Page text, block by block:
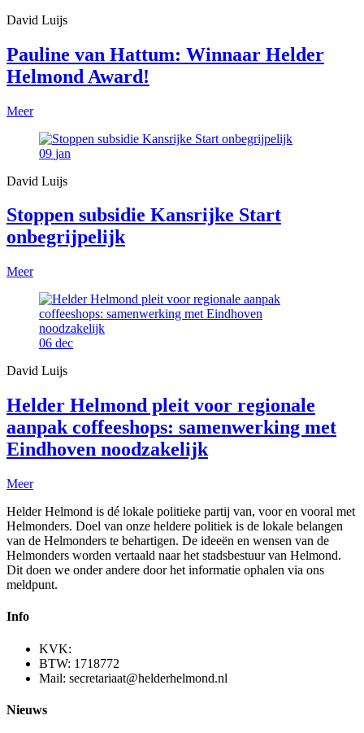
David Luijs
Pauline van Hattum: Winnaar Helder
Helmond Award!
Meer
09 jan
David Luijs
Stoppen subsidie Kansrijke Start
onbegrijpelijk
Meer
06 dec
David Luijs
Helder Helmond pleit voor regionale
aanpak coffeeshops: samenwerking met
Eindhoven noodzakelijk
Meer
Helder Helmond is dé lokale politieke partij van, voor en vooral met
Helmonders. Doel van onze heldere politiek is de lokale belangen
van de Helmonders te behartigen. De ideeën en wensen van de
Helmonders worden vertaald naar het stadsbestuur van Helmond.
Dit doen we onder andere door het informatie ophalen via ons
meldpunt.
Info
KVK:
BTW: 1718772
Mail: secretariaat@helderhelmond.nl
Nieuws